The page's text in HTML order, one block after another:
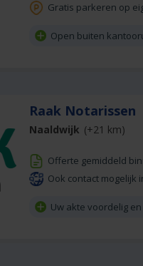
Gratis parkeren op
Open buiten
Raak Notarissen
Naaldwijk (+21 km)
Offerte gemiddeld
Ook contact mogelijk
Uw akte voordelig